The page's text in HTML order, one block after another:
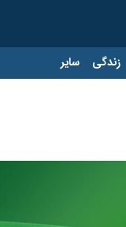
زندگی سایر